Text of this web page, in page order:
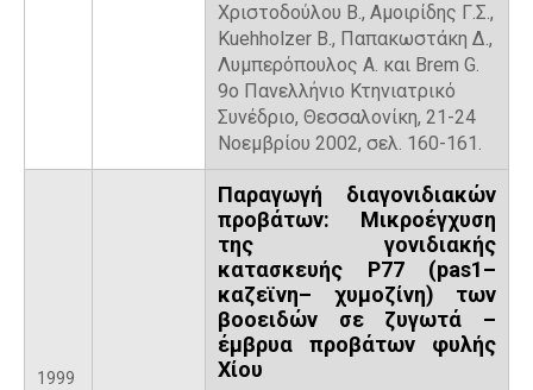
Χριστοδούλου Β., Αμοιρίδης Γ.Σ.,
Kuehholzer B., Παπακωστάκη Δ.,
Λυμπερόπουλος Α. και Brem G.
9ο Πανελλήνιο Κτηνιατρικό
Συνέδριο, Θεσσαλονίκη, 21-24
Νοεμβρίου 2002, σελ. 160-161.
1999
Παραγωγή διαγονιδιακών
προβάτων: Μικροέγχυση
της γονιδιακής
κατασκευής P77 (pas1–
καζεϊνη– χυμοζίνη) των
βοοειδών σε ζυγωτά –
έμβρυα προβάτων φυλής
Χίου